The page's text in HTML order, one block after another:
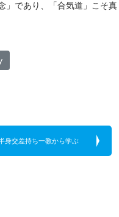
」であり、「合気道」こそ真
身交差持ち一教から学ぶ